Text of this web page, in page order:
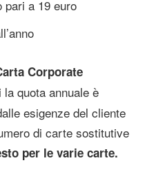
pari a 19 euro
Corporate
quota annuale è
esigenze del cliente
di carte sostitutive
per le varie carte.